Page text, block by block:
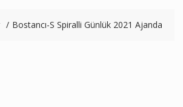
Bostancı-S Spiralli Günlük 2021 Ajanda